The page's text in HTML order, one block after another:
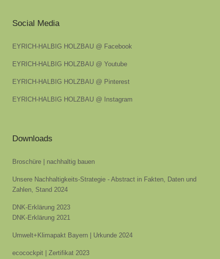
Social Media
EYRICH-HALBIG HOLZBAU @ Facebook
EYRICH-HALBIG HOLZBAU @ Youtube
EYRICH-HALBIG HOLZBAU @ Pinterest
EYRICH-HALBIG HOLZBAU @ Instagram
Downloads
Broschüre | nachhaltig bauen
Unsere Nachhaltigkeits-Strategie - Abstract in Fakten, Daten und
Zahlen, Stand 2024
DNK-Erklärung 2023
DNK-Erklärung 2021
Umwelt+Klimapakt Bayern | Urkunde 2024
ecocockpit | Zertifikat 2023